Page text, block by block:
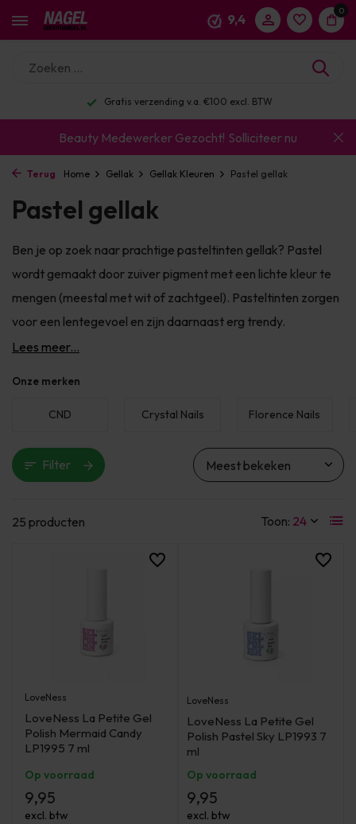
9,4
0
Gratis verzending v.a. €100 excl. BTW
Beauty Medewerker Gezocht! Solliciteer nu
Terug Home Gellak Gellak Kleuren Pastel gellak
Pastel gellak
Ben je op zoek naar prachtige pasteltinten gellak? Pastel
wordt gemaakt door zuiver pigment met een lichte kleur te
mengen (meestal met wit of zachtgeel). Pasteltinten zorgen
voor een lentegevoel en zijn daarnaast erg trendy.
Lees meer...
Onze merken
CND Crystal Nails Florence Nails
Filter
25 producten Toon:
LoveNess
LoveNess La Petite Gel
Polish Mermaid Candy
LP1995 7 ml
Op voorraad
9,95
excl. btw
LoveNess
LoveNess La Petite Gel
Polish Pastel Sky LP1993 7
ml
Op voorraad
9,95
excl. btw